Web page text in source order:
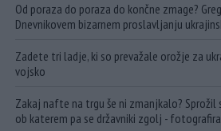
Od poraza do poraza do končne zmage?
Dnevnikovem bizarnem proslavljanju
Zadete tri ladje, ki so prevažale orožje za
vojsko
Zakaj nafte na trgu še ni zmanjkalo? Sprožil
ob katerem pa se državniki zgolj -